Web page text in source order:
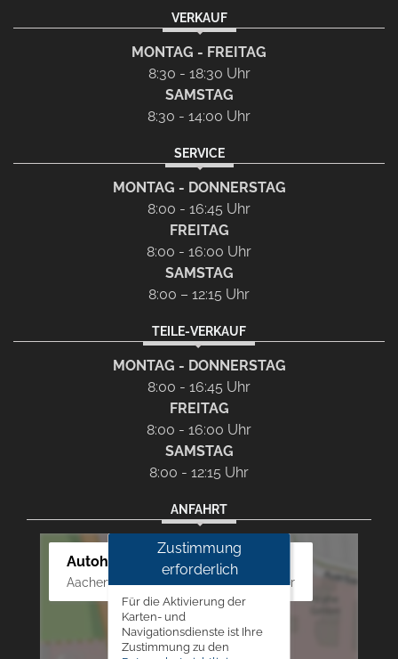
VERKAUF
MONTAG - FREITAG
8:30 - 18:30 Uhr
SAMSTAG
8:30 - 14:00 Uhr
SERVICE
MONTAG - DONNERSTAG
8:00 - 16:45 Uhr
FREITAG
8:00 - 16:00 Uhr
SAMSTAG
8:00 – 12:15 Uhr
TEILE-VERKAUF
MONTAG - DONNERSTAG
8:00 - 16:45 Uhr
FREITAG
8:00 - 16:00 Uhr
SAMSTAG
8:00 - 12:15 Uhr
ANFAHRT
Autohaus Westphal
Aachener Str. 84 - 88, 52249 Eschweiler
Zustimmung
erforderlich
Für die Aktivierung der
Karten- und
Navigationsdienste ist Ihre
Zustimmung zu den